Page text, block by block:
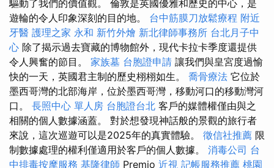
驅動了我們的價值觀。 倫敦是英國優雅和歷史的中心，是
遊輪的令人印象深刻的目的地。 台中筋膜刀放鬆療程 附近
牙醫 護理之家 永和 新竹外燴 新北律師事務所 台北月子中
心 除了揭示過去寶藏的博物館外，現代卡拉卡季度還提供
令人興奮的節目。 家族墓 台胞證申請 讓我們與皇宮度過愉
快的一天，英國君主制的歷史栩栩如生。 喬骨療法 它位於
墨西哥灣的北部海岸，位於墨西哥灣，移動河口的移動灣河
口。 長照中心 單人房 台胞證台北 客戶的媒體權僅由與之
相關的個人數據涵蓋。 對於想發現神話般的景觀的旅行者
來說，這次巡遊可以是2025年的真實體驗。 徵信社推薦 限
制數據處理的權利僅適用於客戶的個人數據。 消毒公司 台
中排毒按摩服務 基隆律師 Premio 近視 記帳服務推薦 桃園